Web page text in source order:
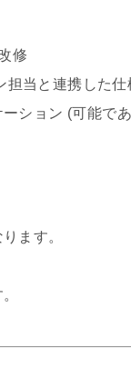
修
当と連携した
ション (可能で
ます。